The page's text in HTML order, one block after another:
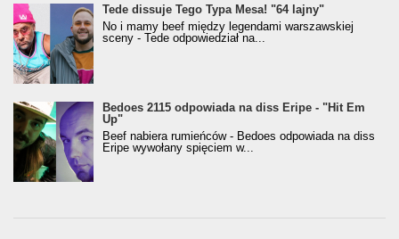
Tede dissuje Tego Typa Mesa! "64 lajny"
No i mamy beef między legendami warszawskiej
sceny - Tede odpowiedział na...
Bedoes 2115 odpowiada na diss Eripe - "Hit Em
Up"
Beef nabiera rumieńców - Bedoes odpowiada na diss
Eripe wywołany spięciem w...